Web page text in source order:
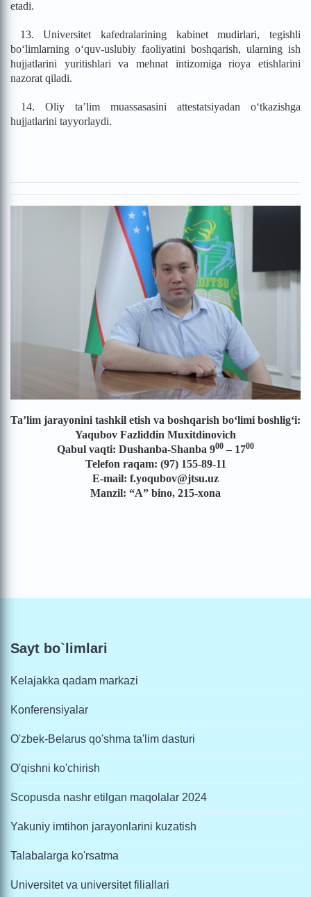
etadi.
13. Universitet kafedralarining kabinet mudirlari, tegishli
bo‘limlarning o‘quv-uslubiy faoliyatini boshqarish, ularning ish
hujjatlarini yuritishlari va mehnat intizomiga rioya etishlarini
nazorat qiladi.
14. Oliy ta’lim muassasasini attestatsiyadan o‘tkazishga
hujjatlarini tayyorlaydi.
Ta’lim jarayonini tashkil etish va boshqarish boʻlimi boshlig‘i:
Yaqubov Fazliddin Muxitdinovich
Qabul vaqti: Dushanba-Shanba 900 – 1700
Telefon raqam: (97) 155-89-11
E-mail: f.yoqubov@jtsu.uz
Manzil: “A” bino, 215-xona
Sayt bo`limlari
Kelajakka qadam markazi
Konferensiyalar
O'zbek-Belarus qo'shma ta'lim dasturi
O'qishni ko'chirish
Scopusda nashr etilgan maqolalar 2024
Yakuniy imtihon jarayonlarini kuzatish
Talabalarga ko'rsatma
Universitet va universitet filiallari